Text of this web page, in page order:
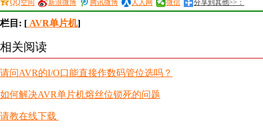
QQ空间
新浪微博 腾讯微博 人人网 微信 分享到其他>>：
栏目: [ AVR单片机]
相关阅读
请问AVR的I/O口能直接作数码管位选吗？
如何解决AVR单片机熔丝位锁死的问题
请教在线下载